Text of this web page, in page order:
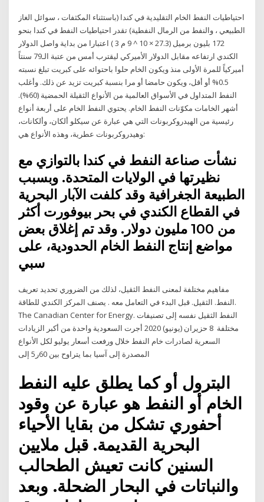
احتياطيات النفط الخام التقليدية في كندا (باستثناء المكثفات ، سوائل الغاز
الطبيعي ، والنفط من الرمال النفطية) تقدر احتياطيات النفط في كندا بنحو
172 بليون برميل (27.3 × 10 ^ 9 م 3 ) اعتبارا من بداية واصل الدولار
الكندي ارتفاعه مقابل الدولار الأميركي ليقترب أمس من عتبة الـ79 سنتاً
أميركياً للمرة الأولى منذ ويكون الخام حلوا باحتوائه على كبريت تبلغ نسبته
0.5% أو أقل، ويكون حامضا أو مرا بنسبة كبريت تزيد عن ذلك. وأغلب
النفط المتداول في الأسواق العالمية من الأنواع الثقيلة الحمضية (60%).
أشهر الخامات مكوّنات النفط الخام. يحتوي النفط الخام على أربعة أنواع
رئيسية من الهيدروكربونات التي هي عبارة عن سيكلو ألكان، وألكانات،
وهيدروكربونات عطرية، وهذه الأنواع هي:
نشأت صناعة النفط في كندا بالتوازي مع
نظيرتها في الولايات المتحدة. وبسبب
الطبيعة الجغرافية وقد كلفت الآبار البحرية
في القطاع الكندي في بحر بيوفورت أكثر
من 100 مليون دولار. وقد تم إغلاق بعض
مواضع إنتاج النفط الخام الحدودية، على
سبي
ﻣﻔﺎﻫﻴﻢ ﻣﺨﺘﻠﻔﺔ ﻟﻤﻌﻨﻰ ﺍﻟﻨﻔﻂ ﺍﻟﺜﻘﻴﻞ، ﻟﺬﻟﻚ ﻣﻦ ﺍﻟﻀﺮﻭﺭﻱ ﺗﺤﺪﻳﺪ ﺗﻌﺮﻳﻒ
ﺍﻟﻨﻔﻂ. ﺍﻟﺜﻘﻴﻞ. ﻗﺒﻞ ﺍﻟﺒﺪء ﻓﻲ ﺍﻟﺘﻌﺎﻣﻞ ﻣﻌﻪ . ﻳﺼﻨﻒ ﺍﻟﻤﺮﻛﺰ ﺍﻟﻜﻨﺪﻱ ﻟﻠﻄﺎﻗﺔ.
The Canadian Center for Energy. ﺍﻟﻨﻔﻂ ﺍﻟﺜﻘﻴﻞ ﻧﻔﺴﻪ ﺇﻟﻰ ﺗﺼﻨﻴﻔﺎﺕ
ﻣﺨﺘﻠﻔﺔ 8 حزيران (يونيو) 2020 أجرت السعودية واحدة من أكبر الزيادات
السعرية لصادرات خام النفط خلال ورفعت أسعار يوليو لكل الأنواع
البترول أو كما يطلق عليه النفط
الخام أو النفط هو عبارة عن وقود
أحفوري تشكل من بقايا الأحياء
البحرية القديمة. قبل ملايين
السنين كانت تعيش الطحالب
والنباتات في البحار الضحلة. وبعد